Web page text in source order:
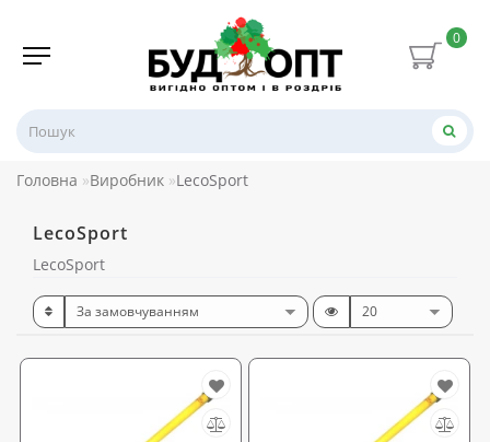
0
Головна Виробник LecoSport
LecoSport
LecoSport